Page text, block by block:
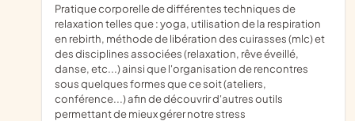
pratique corporelle de différentes techniques de
relaxation telles que : yoga, utilisation de la respiration
en rebirth, méthode de libération des cuirasses (mlc) et
des disciplines associées (relaxation, rêve éveillé,
danse, etc...) ainsi que l'organisation de rencontres
sous quelques formes que ce soit (ateliers,
conférence...) afin de découvrir d'autres outils
permettant de mieux gérer notre stress